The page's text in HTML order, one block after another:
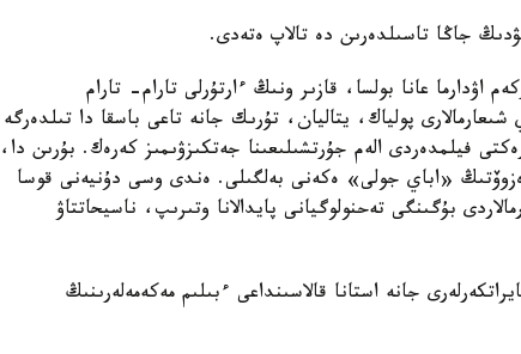
جاڭا تاسىلدەرىن دە تالاپ ەتەدى.
اۋدارما عانا بولسا، قازىر ونىڭ ءارتۇرلى تارام- تارام
پولياك، يتاليان، تۇرىك جانە تاعى باسقا دا تىلدەرگە
فيلمدەردى الەم جۇرتشىلىعىنا جەتكىزۋىمىز كەرەك. بۇرىن دا،
«اباي جولى» ەكەنى بەلگىلى. ەندى وسى دۇنيەنى قوسا
بۇگىنگى تەحنولوگيانى پايدالانا وتىرىپ، ناسيحاتتاۋ
جانە استانا قالاسىنداعى ءبىلىم مەكەمەلەرىنىڭ